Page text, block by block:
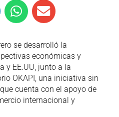
se desarrolló la
económicas y
y EE.UU, junto a la
OKAPI, una iniciativa sin
cuenta con el apoyo de
internacional y